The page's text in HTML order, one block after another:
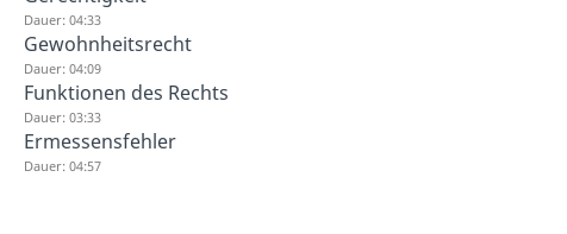
Dauer: 04:33
Gewohnheitsrecht
Dauer: 04:09
Funktionen des Rechts
Dauer: 03:33
Ermessensfehler
Dauer: 04:57